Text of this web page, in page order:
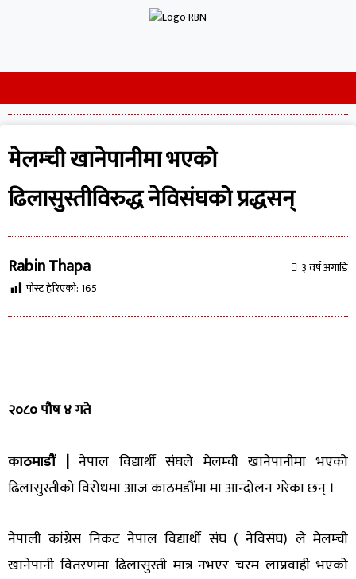
मेलम्ची खानेपानीमा भएको
ढिलासुस्तीविरुद्ध नेविसंघको प्रद्धसन्
Rabin Thapa ३ वर्ष अगाडि
पोस्ट हेरिएको: 165
२०८० पौष ४ गते
काठमाडौं |नेपाल विद्यार्थी संघले मेलम्ची खानेपानीमा भएको
ढिलासुस्तीको विरोधमा आज काठमडौंमा मा आन्दोलन गरेका छन् ।
नेपाली कांग्रेस निकट नेपाल विद्यार्थी संघ ( नेविसंघ) ले मेलम्ची
खानेपानी वितरणमा ढिलासुस्ती मात्र नभएर चरम लाप्रवाही भएको